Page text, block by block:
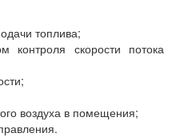
топлива;
контроля скорости потока
воздуха в помещения;